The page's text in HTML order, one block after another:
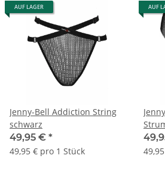
AUF LAGER
Jenny-Bell Addiction String
schwarz
49,95 € *
49,95 € pro 1 Stück
AUF